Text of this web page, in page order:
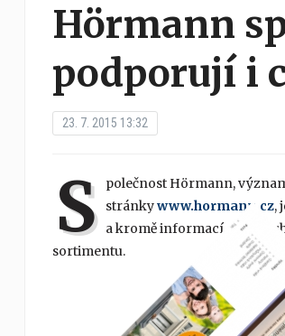
Hörmann
podporují i
23. 7. 2015 13:32
S
polečnost Hörmann,
stránkywww.hormann.cz,
a kromě informací o
sortimentu.